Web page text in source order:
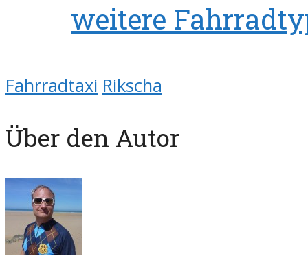
weitere
Fahrradtaxi Rikscha
Über den Autor